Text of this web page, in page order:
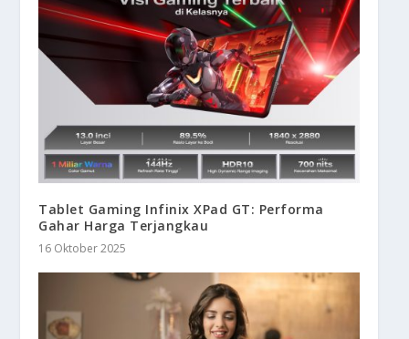
Tablet Gaming Infinix XPad GT: Performa
Gahar Harga Terjangkau
16 Oktober 2025